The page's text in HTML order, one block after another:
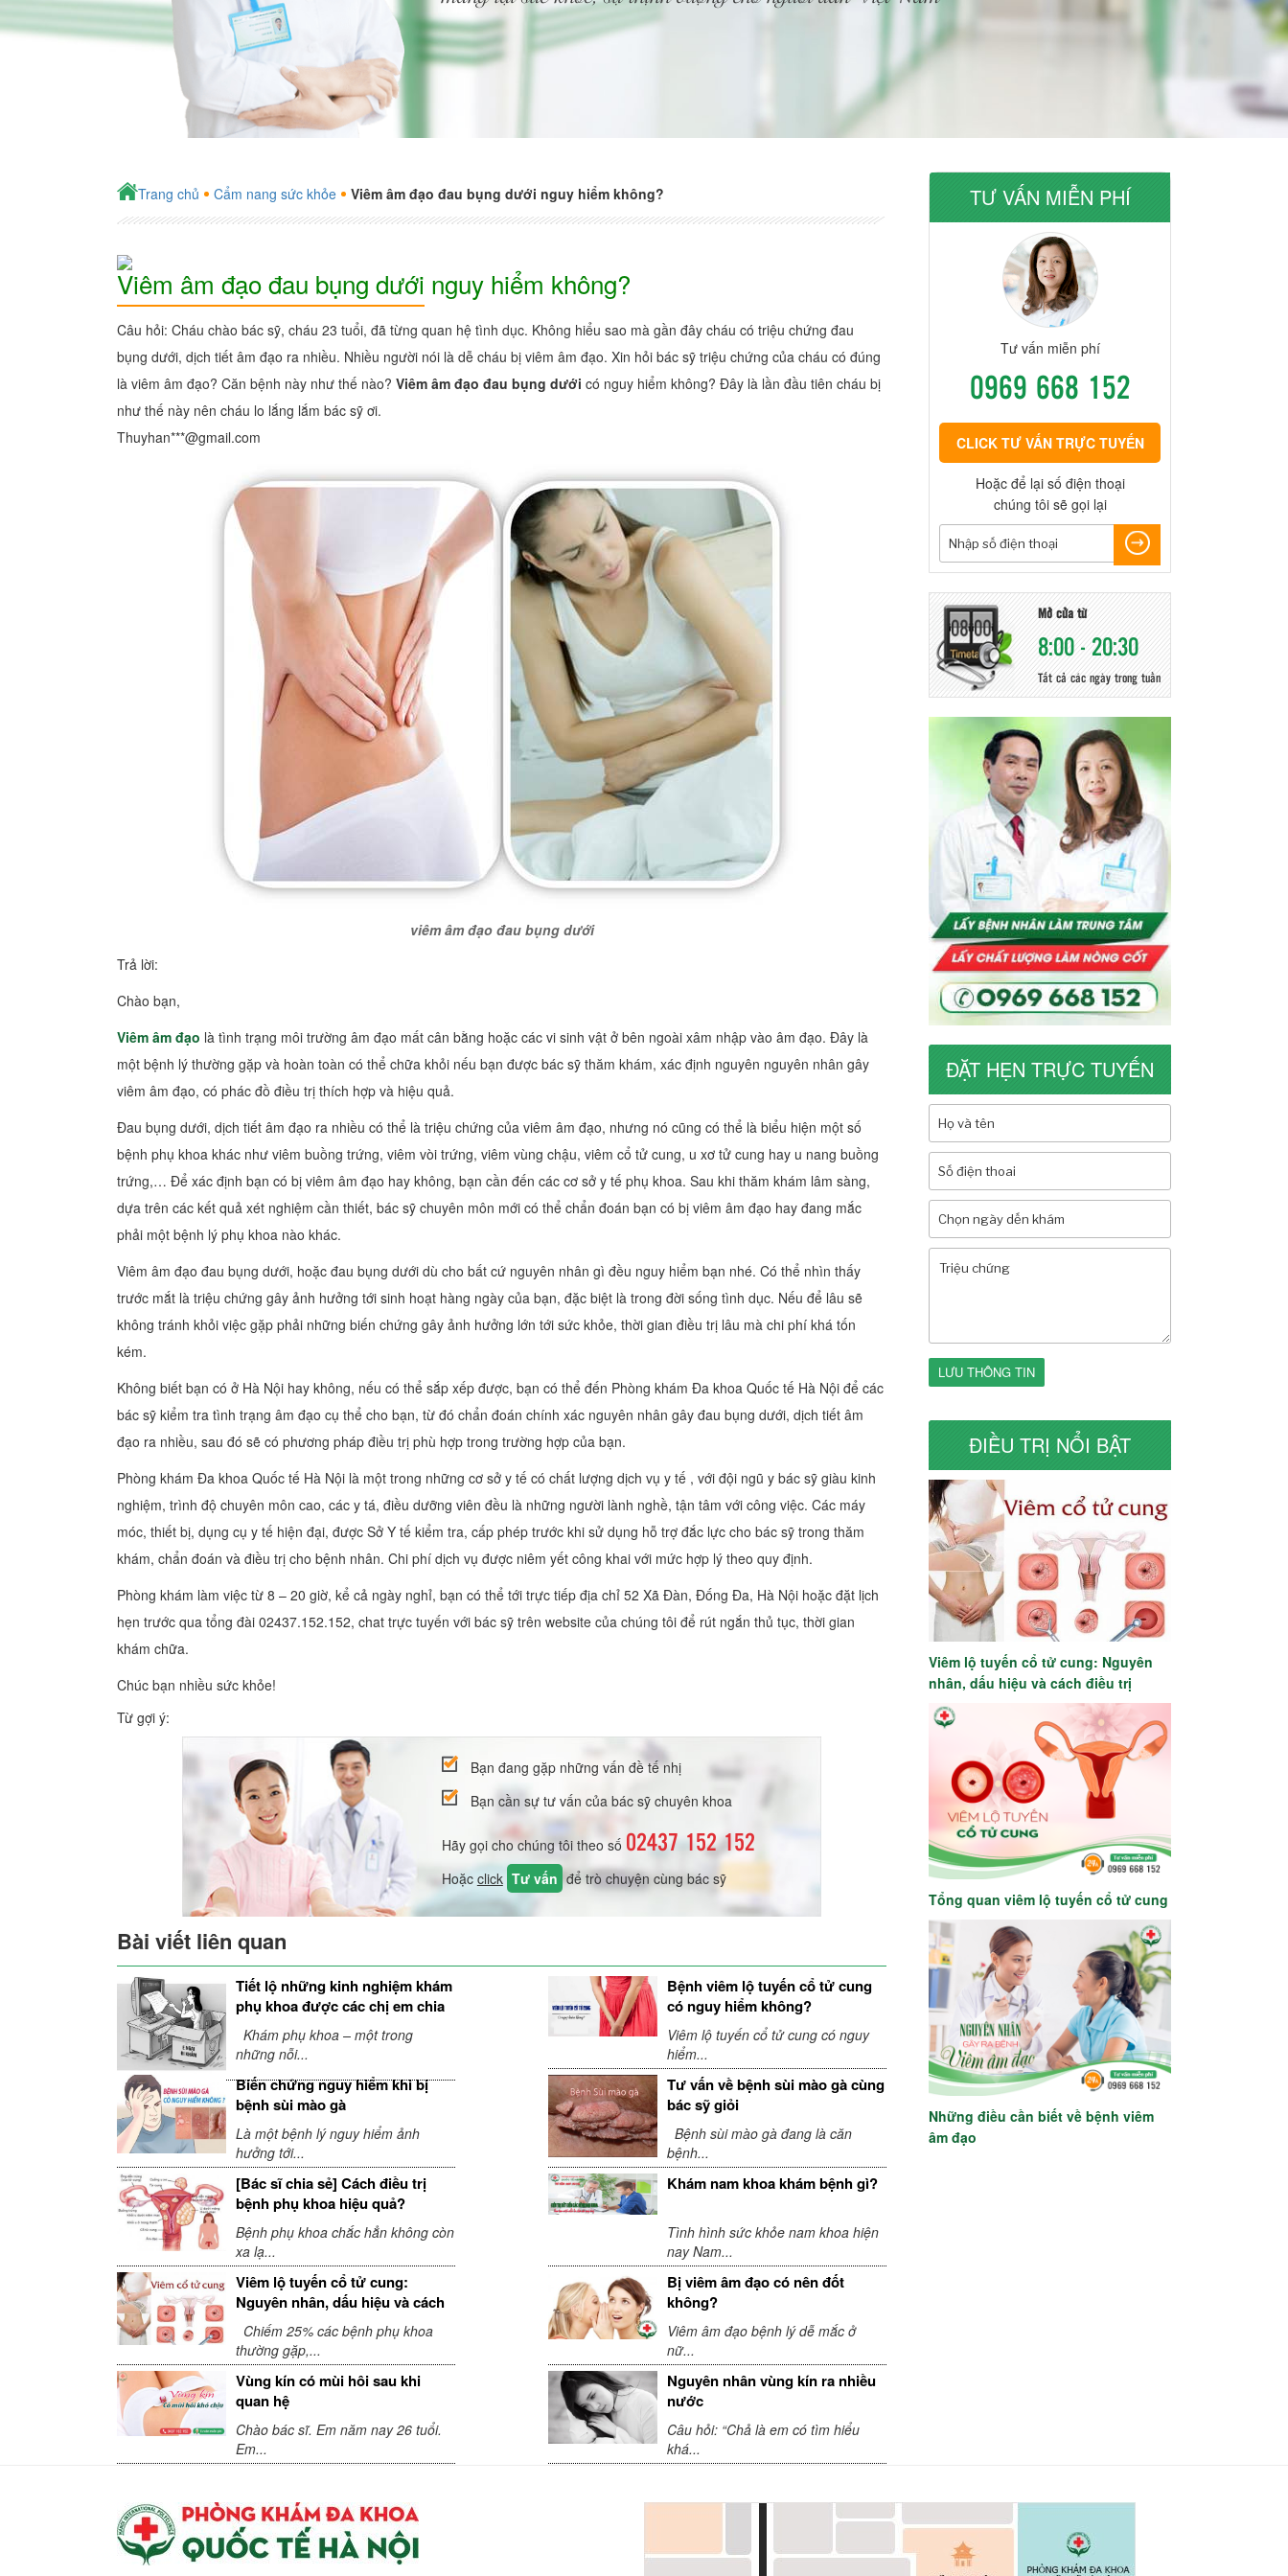
Trang chủ Cẩm nang sức khỏe Viêm âm đạo đau bụng dưới nguy hiểm không?
Viêm âm đạo đau bụng dưới nguy hiểm không?
Câu hỏi: Cháu chào bác sỹ, cháu 23 tuổi, đã từng quan hệ tình dục. Không hiểu sao mà gần đây cháu có triệu chứng đau
bụng dưới, dịch tiết âm đạo ra nhiều. Nhiều người nói là dễ cháu bị viêm âm đạo. Xin hỏi bác sỹ triệu chứng của cháu có đúng
là viêm âm đạo? Căn bệnh này như thế nào? Viêm âm đạo đau bụng dưới có nguy hiểm không? Đây là lần đầu tiên cháu bị
như thế này nên cháu lo lắng lắm bác sỹ ơi.
Thuyhan***@gmail.com
viêm âm đạo đau bụng dưới
Trả lời:
Chào bạn,
Viêm âm đạo là tình trạng môi trường âm đạo mất cân bằng hoặc các vi sinh vật ở bên ngoài xâm nhập vào âm đạo. Đây là
một bệnh lý thường gặp và hoàn toàn có thể chữa khỏi nếu bạn được bác sỹ thăm khám, xác định nguyên nguyên nhân gây
viêm âm đạo, có phác đồ điều trị thích hợp và hiệu quả.
Đau bụng dưới, dịch tiết âm đạo ra nhiều có thể là triệu chứng của viêm âm đạo, nhưng nó cũng có thể là biểu hiện một số
bệnh phụ khoa khác như viêm buồng trứng, viêm vòi trứng, viêm vùng chậu, viêm cổ tử cung, u xơ tử cung hay u nang buồng
trứng,… Để xác định bạn có bị viêm âm đạo hay không, bạn cần đến các cơ sở y tế phụ khoa. Sau khi thăm khám lâm sàng,
dựa trên các kết quả xét nghiệm cần thiết, bác sỹ chuyên môn mới có thể chẩn đoán bạn có bị viêm âm đạo hay đang mắc
phải một bệnh lý phụ khoa nào khác.
Viêm âm đạo đau bụng dưới, hoặc đau bụng dưới dù cho bất cứ nguyên nhân gì đều nguy hiểm bạn nhé. Có thể nhìn thấy
trước mắt là triệu chứng gây ảnh hưởng tới sinh hoạt hàng ngày của bạn, đặc biệt là trong đời sống tình dục. Nếu để lâu sẽ
không tránh khỏi việc gặp phải những biến chứng gây ảnh hưởng lớn tới sức khỏe, thời gian điều trị lâu mà chi phí khá tốn
kém.
Không biết bạn có ở Hà Nội hay không, nếu có thể sắp xếp được, bạn có thể đến Phòng khám Đa khoa Quốc tế Hà Nội để các
bác sỹ kiểm tra tình trạng âm đạo cụ thể cho bạn, từ đó chẩn đoán chính xác nguyên nhân gây đau bụng dưới, dịch tiết âm
đạo ra nhiều, sau đó sẽ có phương pháp điều trị phù hợp trong trường hợp của bạn.
Phòng khám Đa khoa Quốc tế Hà Nội là một trong những cơ sở y tế có chất lượng dịch vụ y tế , với đội ngũ y bác sỹ giàu kinh
nghiệm, trình độ chuyên môn cao, các y tá, điều dưỡng viên đều là những người lành nghề, tận tâm với công việc. Các máy
móc, thiết bị, dụng cụ y tế hiện đại, được Sở Y tế kiểm tra, cấp phép trước khi sử dụng hỗ trợ đắc lực cho bác sỹ trong thăm
khám, chẩn đoán và điều trị cho bệnh nhân. Chi phí dịch vụ được niêm yết công khai với mức hợp lý theo quy định.
Phòng khám làm việc từ 8 – 20 giờ, kể cả ngày nghỉ, bạn có thể tới trực tiếp địa chỉ 52 Xã Đàn, Đống Đa, Hà Nội hoặc đặt lịch
hẹn trước qua tổng đài 02437.152.152, chat trực tuyến với bác sỹ trên website của chúng tôi để rút ngắn thủ tục, thời gian
khám chữa.
Chúc bạn nhiều sức khỏe!
Từ gợi ý:
Bạn đang gặp những vấn đề tế nhị
Bạn cần sự tư vấn của bác sỹ chuyên khoa
Hãy gọi cho chúng tôi theo số 02437 152 152
Hoặc click Tư vấn để trò chuyện cùng bác sỹ
Bài viết liên quan
Tiết lộ những kinh nghiệm khám
phụ khoa được các chị em chia
sẻ
Khám phụ khoa – một trong
những nỗi...
Bệnh viêm lộ tuyến cổ tử cung
có nguy hiểm không?
Viêm lộ tuyến cổ tử cung có nguy
hiểm...
Biến chứng nguy hiểm khi bị
bệnh sùi mào gà
Là một bệnh lý nguy hiểm ảnh
hưởng tới...
Tư vấn về bệnh sùi mào gà cùng
bác sỹ giỏi
Bệnh sùi mào gà đang là căn
bệnh...
[Bác sĩ chia sẻ] Cách điều trị
bệnh phụ khoa hiệu quả?
Bệnh phụ khoa chắc hẳn không còn
xa lạ...
Khám nam khoa khám bệnh gì?
Tình hình sức khỏe nam khoa hiện
nay Nam...
Viêm lộ tuyến cổ tử cung:
Nguyên nhân, dấu hiệu và cách
điều trị
Chiếm 25% các bệnh phụ khoa
thường gặp,...
Bị viêm âm đạo có nên đốt
không?
Viêm âm đạo bệnh lý dễ mắc ở
nữ...
Vùng kín có mùi hôi sau khi
quan hệ
Chào bác sĩ. Em năm nay 26 tuổi.
Em...
Nguyên nhân vùng kín ra nhiều
nước
Câu hỏi: “Chả là em có tìm hiểu
khá...
TƯ VẤN MIỄN PHÍ
Tư vấn miễn phí
0969 668 152
CLICK TƯ VẤN TRỰC TUYẾN
Hoặc để lại số điện thoại
chúng tôi sẽ gọi lại
Mở cửa từ
8:00 - 20:30
Tất cả các ngày trong tuần
ĐẶT HẸN TRỰC TUYẾN
LƯU THÔNG TIN
ĐIỀU TRỊ NỔI BẬT
Viêm lộ tuyến cổ tử cung: Nguyên
nhân, dấu hiệu và cách điều trị
Tổng quan viêm lộ tuyến cổ tử cung
Những điều cần biết về bệnh viêm
âm đạo